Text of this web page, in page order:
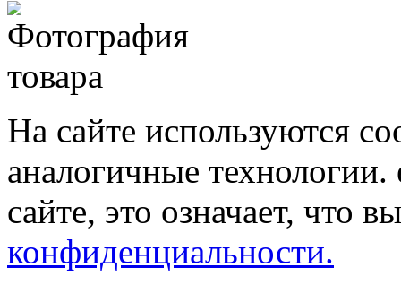
На сайте используются
аналогичные
сайте, это означает, что
конфиденциальности.